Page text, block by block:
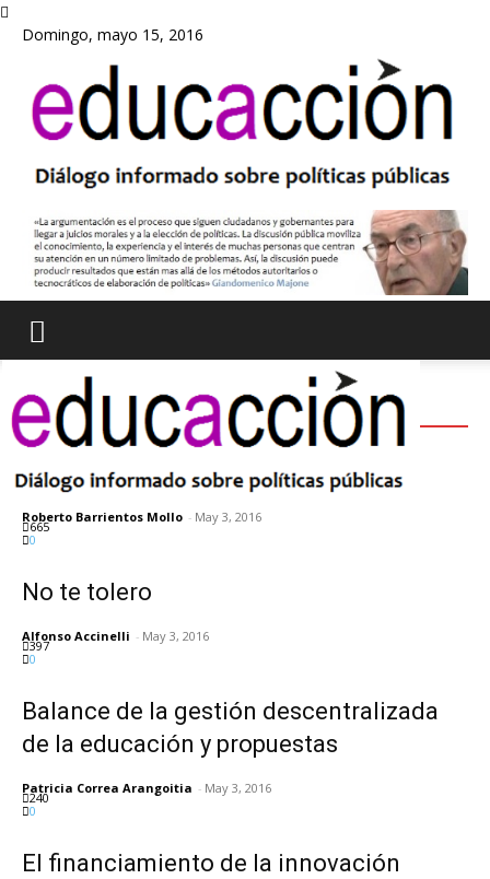
Domingo, mayo 15, 2016
ACTUALIDAD
Lo que sí funciona en educación
Roberto Barrientos Mollo - May 3, 2016
665
0
No te tolero
Alfonso Accinelli - May 3, 2016
397
0
Balance de la gestión descentralizada
de la educación y propuestas
Patricia Correa Arangoitia - May 3, 2016
240
0
El financiamiento de la innovación